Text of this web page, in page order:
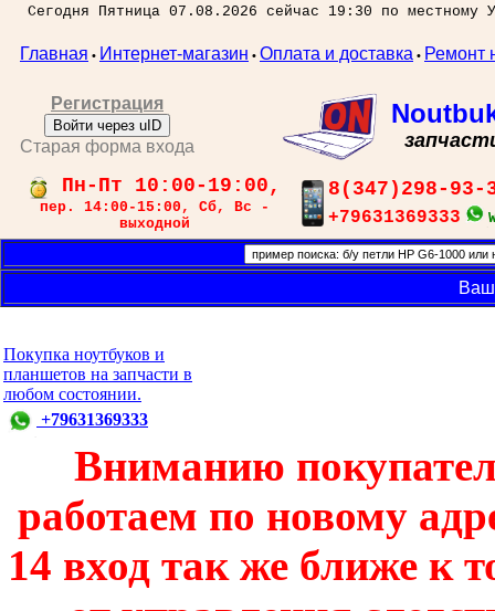
Сегодня Пятница 07.08.2026 сейчас 19:30 по местному
Главная • Интернет-магазин • Оплата и доставка • Ремонт
Регистрация
Войти через uID
Старая форма входа
Пн-Пт 10:00-19:00,
пер. 14:00-15:00, Сб, Вс -
выходной
8(347)298-93-
+79631369333
Покупка ноутбуков и
планшетов на запчасти в
любом состоянии.
+79631369333
Вниманию
работаем по новому
14 вход так же ближе к